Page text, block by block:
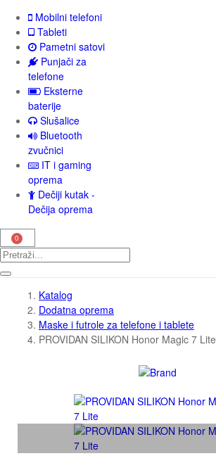
Mobilni telefoni
Tableti
Pametni satovi
Punjači za
telefone
Eksterne
baterije
Slušalice
Bluetooth
zvučnici
IT i gaming
oprema
Dečiji kutak -
Dečija oprema
Katalog
Dodatna oprema
Maske i futrole za telefone i tablete
PROVIDAN SILIKON Honor Magic 7 Lite